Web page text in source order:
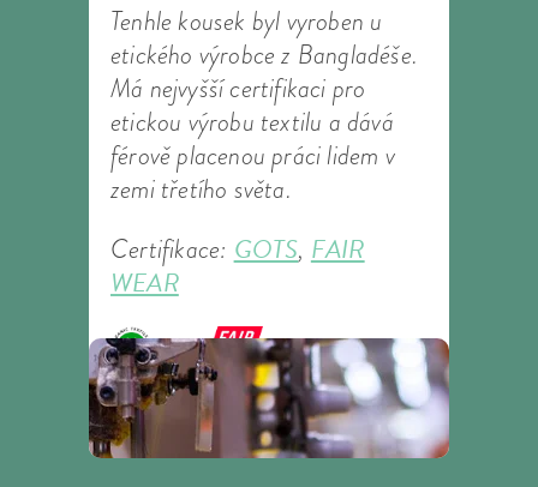
Tenhle kousek byl vyroben u
etického výrobce z Bangladéše.
Má nejvyšší certifikaci pro
etickou výrobu textilu a dává
férově placenou práci lidem v
zemi třetího světa.
Certifikace: GOTS, FAIR
WEAR